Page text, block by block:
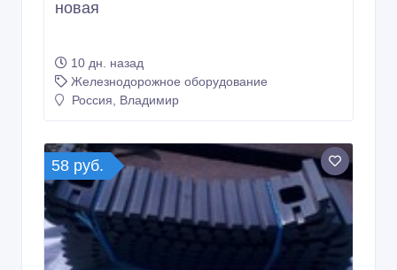
Железнодорожное оборудование
Россия, Владимир
58 руб.